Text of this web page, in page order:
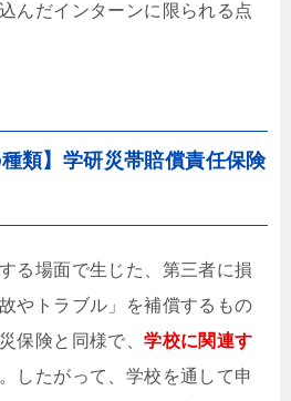
んだインターンに限られる点
種類】学研災帯賠償責任保険
る場面で生じた、第三者に損
やトラブル」を補償するもの
保険と同様で、学校に関連す
したがって、学校を通して申